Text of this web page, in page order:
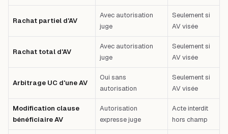
Rachat partiel d'AV
Avec autorisation
juge
Seulement si
AV visée
Rachat total d'AV
Avec autorisation
juge
Seulement si
AV visée
Arbitrage UC d'une AV
Oui sans
autorisation
Seulement si
AV visée
Modification clause
bénéficiaire AV
Autorisation
expresse juge
Acte interdit
hors champ